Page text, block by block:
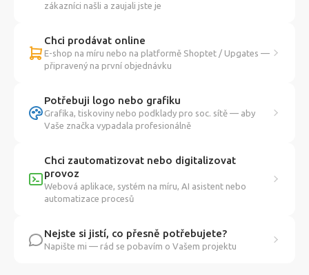
zákazníci našli a zaujali jste je
Chci prodávat online
E-shop na míru nebo na platformě Shoptet / Upgates —
připravený na první objednávku
Potřebuji logo nebo grafiku
Grafika, tiskoviny nebo podklady pro soc. sítě — aby
Vaše značka vypadala profesionálně
Chci zautomatizovat nebo digitalizovat
provoz
Webová aplikace, systém na míru, AI asistent nebo
automatizace procesů
Nejste si jistí, co přesně potřebujete?
Napište mi — rád se pobavím o Vašem projektu